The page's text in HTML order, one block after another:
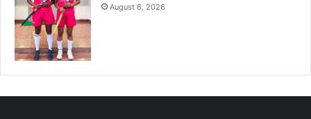
August 6, 2026